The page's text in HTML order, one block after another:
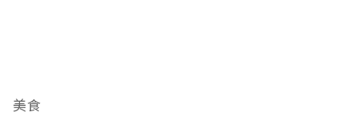
美食